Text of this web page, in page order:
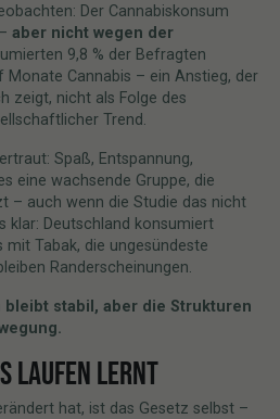
Der Cannabiskonsum
aber nicht wegen der
9,8 % der Befragten
Cannabis – ein Anstieg, der
zeigt, nicht als Folge des
Trend.
Spaß, Entspannung,
eine wachsende Gruppe, die
– auch wenn die Studie das nicht
klar: Deutschland konsumiert
Tabak, die ungesündeste
Randerscheinungen.
bleibt stabil, aber die Strukturen
LAUFEN LERNT
hat, ist das Gesetz selbst –